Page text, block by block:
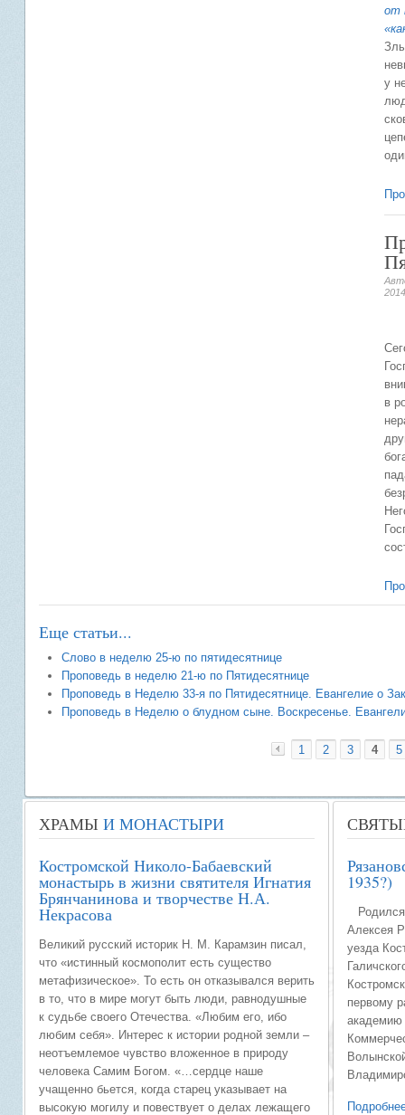
от
у
2014
в
Еще статьи...
Слово в неделю 25-ю по пятидесятнице
Проповедь в неделю 21-ю по Пятидесятнице
Проповедь в Неделю 33-я по Пятидесятнице. Евангелие о
Проповедь в Неделю о блудном сыне. Воскресенье.
«
1 2 3 4 5
ХРАМЫ И МОНАСТЫРИ
Костромской Николо-Бабаевский
монастырь в жизни святителя Игнатия
Брянчанинова и творчестве Н.А.
Некрасова
Великий русский историк Н. М. Карамзин писал,
что «истинный космополит есть существо
метафизическое». То есть он отказывался верить
в то, что в мире могут быть люди, равнодушные
к судьбе своего Отечества. «Любим его, ибо
любим себя». Интерес к истории родной земли –
неотъемлемое чувство вложенное в природу
человека Самим Богом. «…сердце наше
учащенно бьется, когда старец указывает на
высокую могилу и повествует о делах лежащего
1935?)
Родился
Алексея
уезда
первому
академию